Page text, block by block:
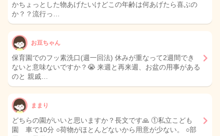
かちょっとした物あげたいけどこの年齢は何あげたら喜ぶの
か？？流行っ…
お豆ちゃん
保育園でのフッ素洗口(週一回法) 休みが重なって2週間でき
ないと意味ないですか？😭 来週と再来週、お盆の用事がある
のと 親戚…
ままり
どちらの園がいいと思いますか？長文です🙏 ①私立こども
園 車で10分 ○荷物がほとんどないから用意が少ない。 ○部